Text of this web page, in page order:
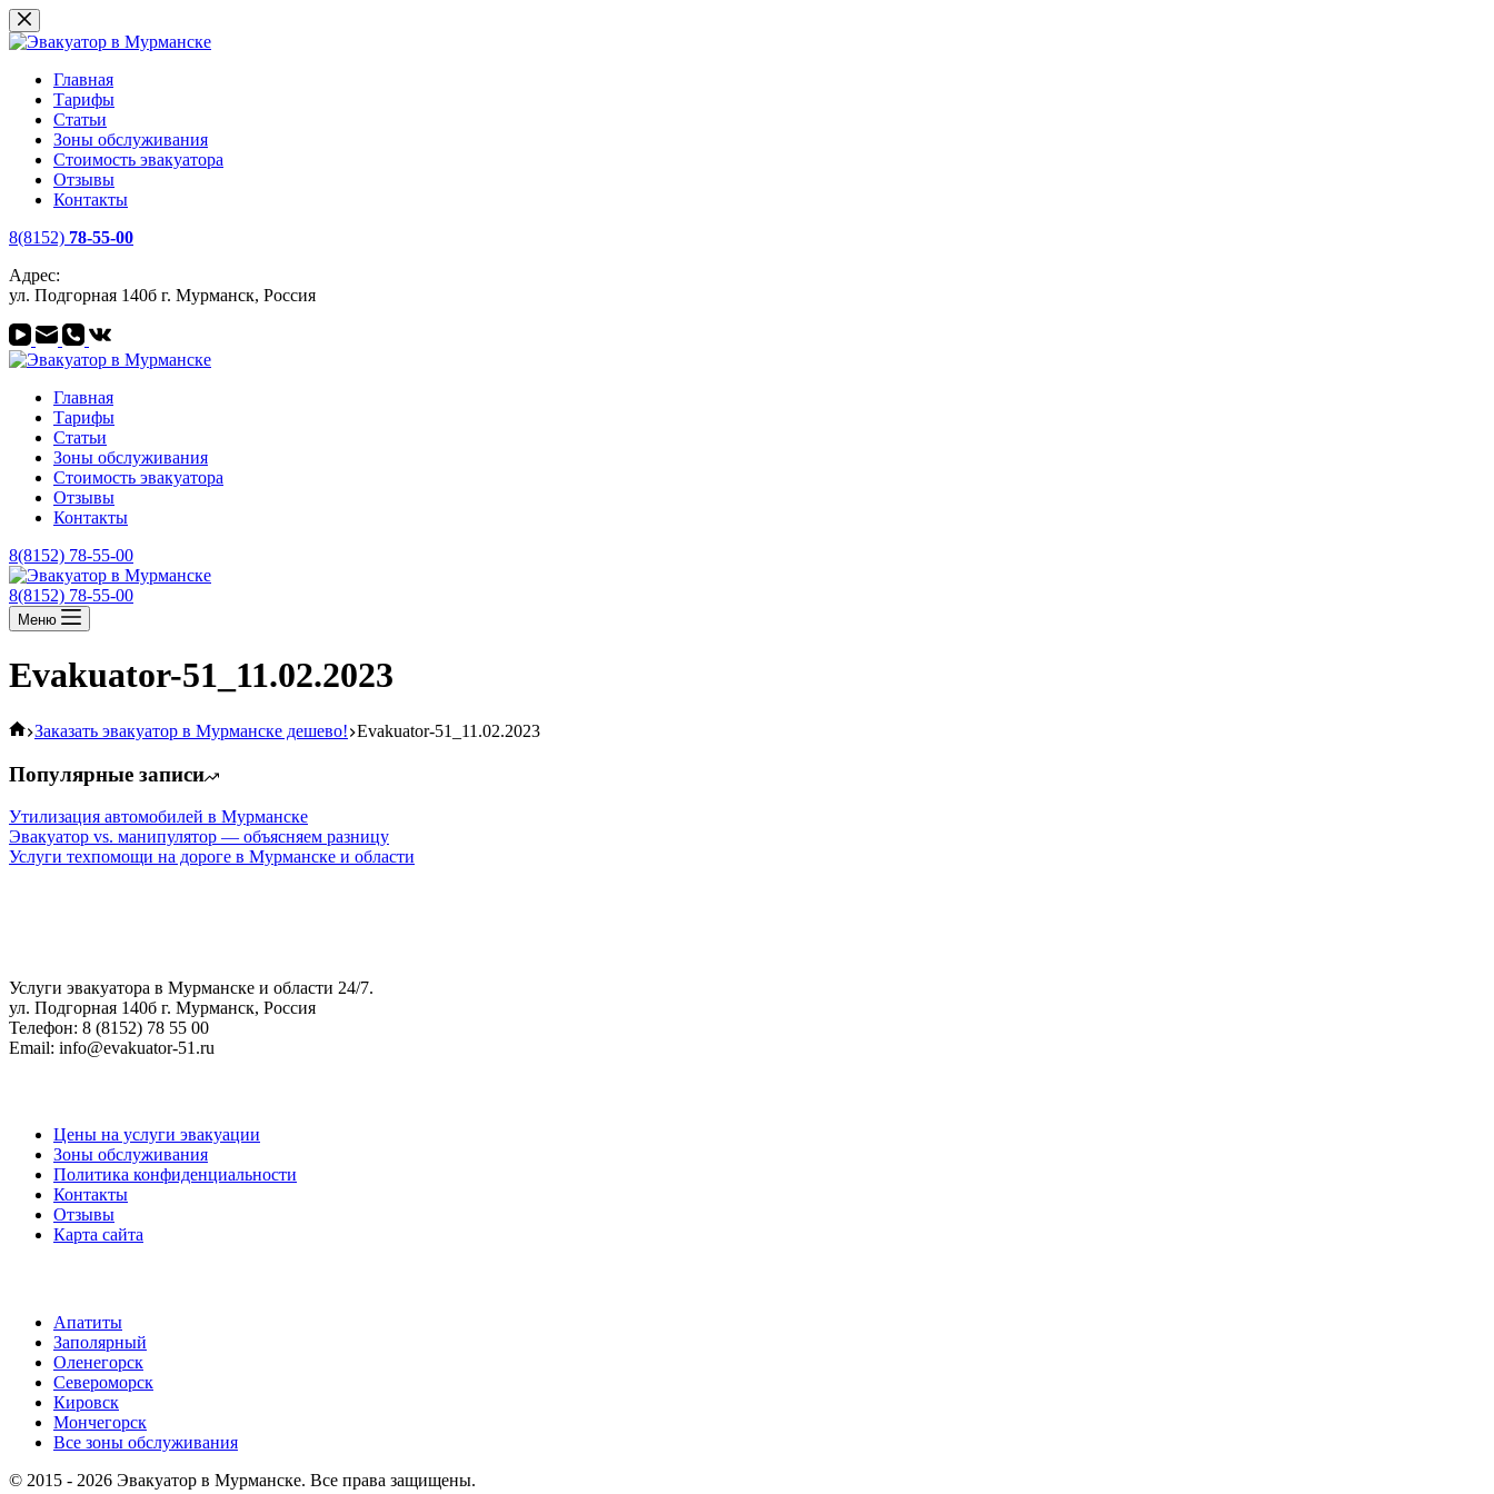
Перейти
к
Главная
Тарифы
Статьи
Зоны обслуживания
Стоимость эвакуатора
Отзывы
Контакты
8(8152) 78-55-00
Адрес:
ул. Подгорная 140б г. Мурманск, Россия
Главная
Тарифы
Статьи
Зоны обслуживания
Стоимость эвакуатора
Отзывы
Контакты
8(8152) 78-55-00
8(8152) 78-55-00
Меню
Evakuator-51_11.02.2023
Главная
Заказать эвакуатор в Мурманске дешево! Evakuator-51_11.02.2023
Популярные записи
Утилизация автомобилей в Мурманске
Эвакуатор vs. манипулятор — объясняем разницу
Услуги техпомощи на дороге в Мурманске и области
Услуги эвакуатора в Мурманске и области 24/7.
ул. Подгорная 140б г. Мурманск, Россия
Телефон: 8 (8152) 78 55 00
Email: info@evakuator-51.ru
Цены на услуги эвакуации
Зоны обслуживания
Политика конфиденциальности
Контакты
Отзывы
Карта сайта
Апатиты
Заполярный
Оленегорск
Североморск
Кировск
Мончегорск
Все зоны обслуживания
© 2015 - 2026 Эвакуатор в Мурманске. Все права защищены.